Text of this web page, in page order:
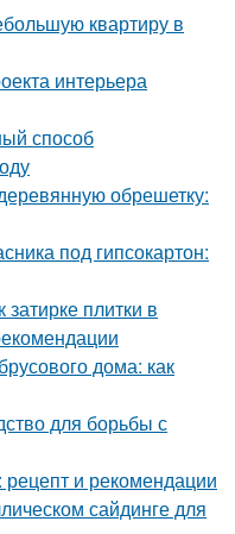
квартиру в
интерьера
способ
обрешетку:
под гипсокартон:
плитки в
дома: как
для борьбы с
рецепт и рекомендации
сайдинге для